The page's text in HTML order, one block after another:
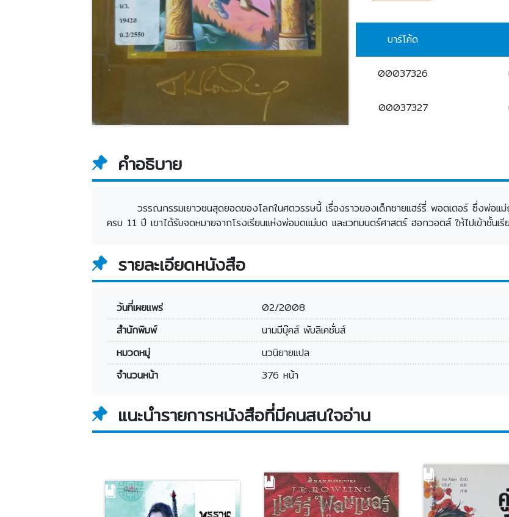
บาร์โค้ด
00037326
00037327
คำอธิบาย
วรรณกรรมเยาวชนสุดยอดของโลกในศตวรรษนี้ เรื่องราวของเด็กชายแฮร์รี่ พอตเตอร์ ซึ่งพ่อแ
ครบ 11 ปี เขาได้รับจดหมายจากโรงเรียนแห่งพ่อมดแม่มด และเวทมนตร์ศาสตร์ ฮอกวอตส์ ให้ไปเข้าชั้นเ
รายละเอียดหนังสือ
วันที่เผยแพร่
02/2008
สำนักพิมพ์
นามมีบุ๊คส์ พับลิเคชั่นส์
หมวดหมู่
นวนิยายแปล
จำนวนหน้า
376 หน้า
แนะนำรายการหนังสือที่มีคนสนใจอ่าน